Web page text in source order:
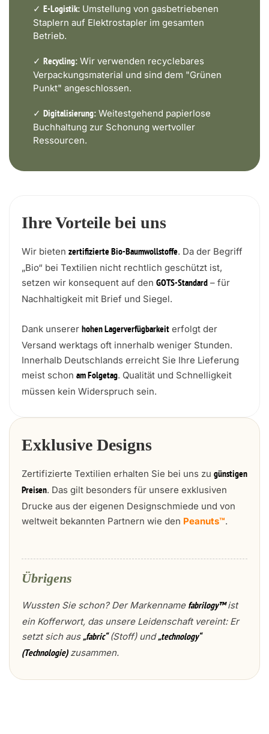
✓ E-Logistik: Umstellung von gasbetriebenen
Staplern auf Elektrostapler im gesamten
Betrieb.
✓ Recycling: Wir verwenden recyclebares
Verpackungsmaterial und sind dem "Grünen
Punkt" angeschlossen.
✓ Digitalisierung: Weitestgehend papierlose
Buchhaltung zur Schonung wertvoller
Ressourcen.
Ihre Vorteile bei uns
Wir bieten zertifizierte Bio-Baumwollstoffe. Da der Begriff
„Bio“ bei Textilien nicht rechtlich geschützt ist,
setzen wir konsequent auf den GOTS-Standard – für
Nachhaltigkeit mit Brief und Siegel.
Dank unserer hohen Lagerverfügbarkeit erfolgt der
Versand werktags oft innerhalb weniger Stunden.
Innerhalb Deutschlands erreicht Sie Ihre Lieferung
meist schon am Folgetag. Qualität und Schnelligkeit
müssen kein Widerspruch sein.
Exklusive Designs
Zertifizierte Textilien erhalten Sie bei uns zu günstigen
Preisen. Das gilt besonders für unsere exklusiven
Drucke aus der eigenen Designschmiede und von
weltweit bekannten Partnern wie den Peanuts™.
Übrigens
Wussten Sie schon? Der Markenname fabrilogy™ist
ein Kofferwort, das unsere Leidenschaft vereint: Er
setzt sich aus„fabric“(Stoff) und„technology“
(Technologie)zusammen.